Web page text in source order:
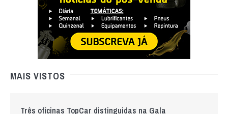
MAIS VISTOS
Três oficinas TopCar distinguidas na Gala